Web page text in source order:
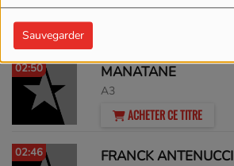
Sauvegarder
Asylum Bros.
02:50 MANATANE
A3
ACHETER CE TITRE
02:46 FRANCK ANTENUCCI